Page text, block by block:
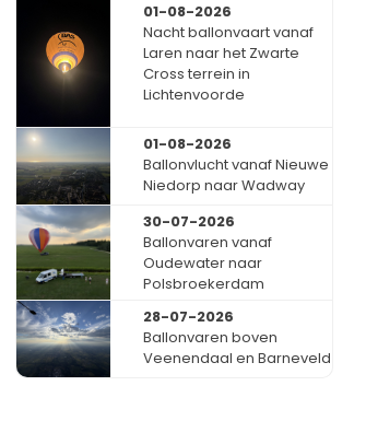
01-08-2026
Nacht ballonvaart vanaf
Laren naar het Zwarte
Cross terrein in
Lichtenvoorde
01-08-2026
Ballonvlucht vanaf Nieuwe
Niedorp naar Wadway
30-07-2026
Ballonvaren vanaf
Oudewater naar
Polsbroekerdam
28-07-2026
Ballonvaren boven
Veenendaal en Barneveld